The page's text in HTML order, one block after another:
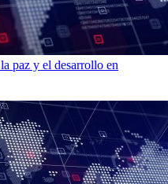
paz y el desarrollo en